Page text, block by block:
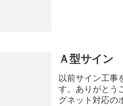
Ａ型サイン
以前サイン工事
す。ありがとう
グネット対応の